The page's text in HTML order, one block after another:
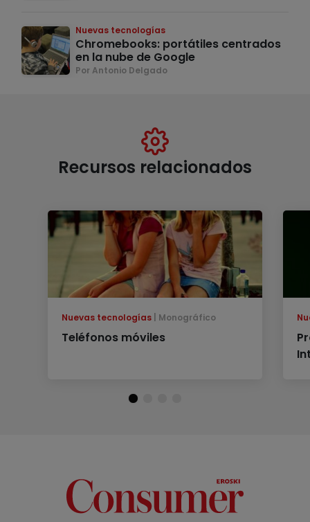
Nuevas tecnologías
Chromebooks: portátiles centrados
en la nube de Google
Por Antonio Delgado
Recursos relacionados
Nuevas tecnologías Monográfico
Teléfonos móviles